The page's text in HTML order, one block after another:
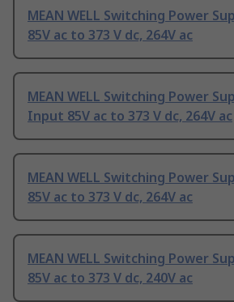
MEAN WELL Switching Power
85V ac to 373 V dc, 264V ac
MEAN WELL Switching Power
Input 85V ac to 373 V dc, 264V ac
MEAN WELL Switching Power
85V ac to 373 V dc, 264V ac
MEAN WELL Switching Power
85V ac to 373 V dc, 240V ac